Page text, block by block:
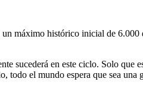
máximo histórico inicial de
sucederá en este ciclo. Solo que
el mundo espera que sea